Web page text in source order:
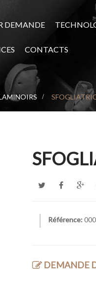
DEMANDE
CONTACTS
>
Référence:
DEMANDE